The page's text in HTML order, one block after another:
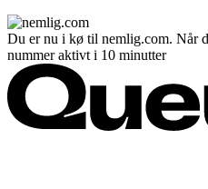
Du er nu i kø til nemlig.com. Når
nummer aktivt i 10 minutter